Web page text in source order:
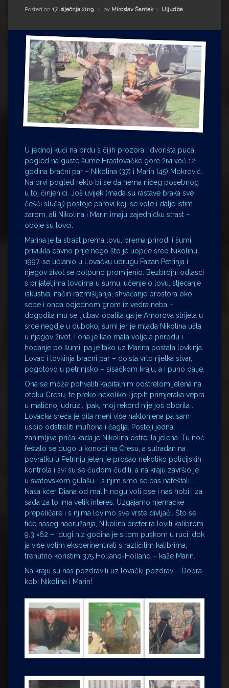
Matea Andrić
Ljiljana Lekanić-Kljaić
Željko Krznarić
Mario Lovreković
Miroslav Šantek
Posted on 17. siječnja 2019. by Miroslav Šantek Kategorije:
Uljudba
U jednoj kući na brdu s čijih prozora i dvorišta puca
pogled na guste šume Hrastovačke gore živi već 12
godina bračni par – Nikolina (37) i Marin (45) Mokrović.
Na prvi pogled reklo bi se da nema ničeg posebnog
u toj činjenici. Još uvijek (mada su rastave braka sve
češći slučaj) postoje parovi koji se vole i dalje istim
žarom, ali Nikolina i Marin imaju zajedničku strast –
oboje su lovci.
Marina je ta strast prema lovu, prema prirodi i šumi
privukla davno prije nego što je uopće sreo Nikolinu,
1997. se učlanio u Lovačku udrugu Fazan Petrinja i
njegov život se potpuno promijenio. Bezbrojni odlasci
s prijateljima lovcima u šumu, učenje o lovu, stjecanje
iskustva, način razmišljanja, shvaćanje prostora oko
sebe i onda odjednom grom iz vedra neba –
dogodila mu se ljubav, opalila ga je Amorova strijela u
srce negdje u dubokoj šumi jer je mlada Nikolina ušla
u njegov život. I ona je kao mala voljela prirodu i
hodanje po šumi, pa je tako uz Marina postala lovkinja.
Lovac i lovkinja bračni par – doista vrlo rijetka stvar,
pogotovo u petrinjsko – sisačkom kraju, a i puno dalje.
Ona se može pohvaliti kapitalnim odstrelom jelena na
otoku Cresu, te preko nekoliko lijepih primjeraka vepra
u matičnoj udruzi. Ipak, moj rekord nije još oborila .
Lovačka sreća je bila meni više naklonjena pa sam
uspio odstreliti muflona i čaglja. Postoji jedna
zanimljiva priča kada je Nikolina ostrelila jelena. Tu noć
feštalo se dugo u konobi na Cresu, a sutradan na
povratku u Petrinju jelen je prošao nekoliko policijskih
kontrola i svi su se čudom čudili, a na kraju završio je
u svatovskom gulašu ….s njim smo se bas nafeštali .
Nasa kćer Diana od malih nogu voli pse i naš hobi i za
sada za to ima velik interes. Uzgajamo njemačke
prepeličare i s njima lovimo sve vrste divljači. Što se
tiče naseg naoružanja, Nikolina preferira loviti kalibrom
9.3 ×62 – dugi niz godina je s tom puškom u ruci ,dok
ja više volim eksperinentirati s različitim kalibrima,
trenutno koristim 375 Holland-Holland – kaže Marin.
Na kraju su nas pozdravili uz lovački pozdrav – Dobra
kob! Nikolina i Marin!